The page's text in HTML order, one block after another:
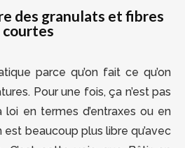
des granulats et fibres
courtes
parce qu’on fait ce qu’on
Pour une fois, ça n’est pas
loi en termes d’entraxes ou en
est beaucoup plus libre qu’avec